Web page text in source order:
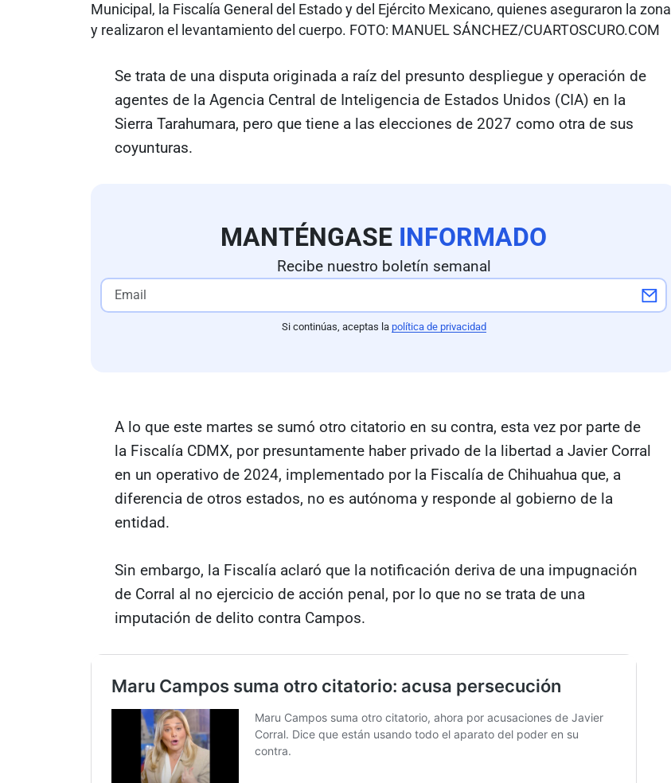
Municipal, la Fiscalía General del Estado y del Ejército Mexicano, quienes aseguraron la zona
y realizaron el levantamiento del cuerpo. FOTO: MANUEL SÁNCHEZ/CUARTOSCURO.COM
Se trata de una disputa originada a raíz del presunto despliegue y operación de
agentes de la Agencia Central de Inteligencia de Estados Unidos (CIA) en la
Sierra Tarahumara, pero que tiene a las elecciones de 2027 como otra de sus
coyunturas.
MANTÉNGASE INFORMADO
Recibe nuestro boletín semanal
Si continúas, aceptas la política de privacidad
A lo que este martes se sumó otro citatorio en su contra, esta vez por parte de
la Fiscalía CDMX, por presuntamente haber privado de la libertad a Javier Corral
en un operativo de 2024, implementado por la Fiscalía de Chihuahua que, a
diferencia de otros estados, no es autónoma y responde al gobierno de la
entidad.
Sin embargo, la Fiscalía aclaró que la notificación deriva de una impugnación
de Corral al no ejercicio de acción penal, por lo que no se trata de una
imputación de delito contra Campos.